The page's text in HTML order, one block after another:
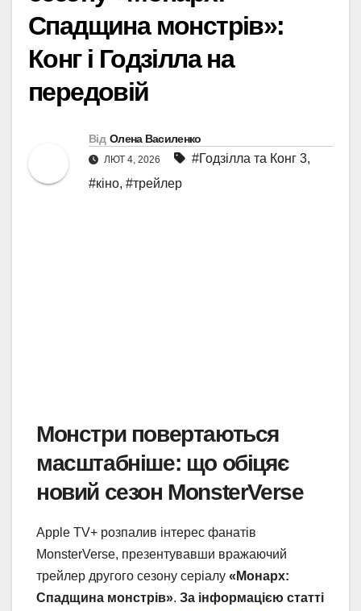
Спадщина монстрів»:
Конг і Годзілла на
передовій
Від Олена Василенко
ЛЮТ 4, 2026 #Годзілла та Конг 3,
#кіно, #трейлер
Монстри повертаються
масштабніше: що обіцяє
новий сезон MonsterVerse
Apple TV+ розпалив інтерес фанатів
MonsterVerse, презентувавши вражаючий
трейлер другого сезону серіалу «Монарх:
Спадщина монстрів». За інформацією статті